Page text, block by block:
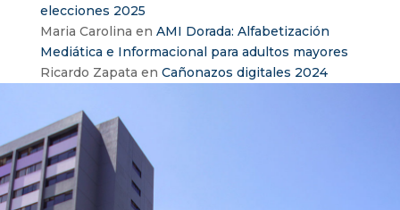
elecciones 2025
Maria Carolina en AMI Dorada: Alfabetización
Mediática e Informacional para adultos mayores
Ricardo Zapata en Cañonazos digitales 2024